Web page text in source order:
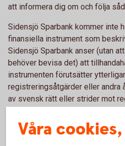
att informera dig om och följa
Sidensjö Sparbank kommer inte
finansiella instrument som
Sidensjö Sparbank anser (utan
behöver bevisa det) att
instrumenten förutsätter
registreringsåtgärder eller andra
av svensk rätt eller strider mot
skall avgöras enligt svensk lag
Våra